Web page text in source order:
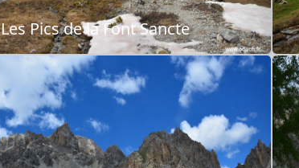
Les Pics de la Font Sancte